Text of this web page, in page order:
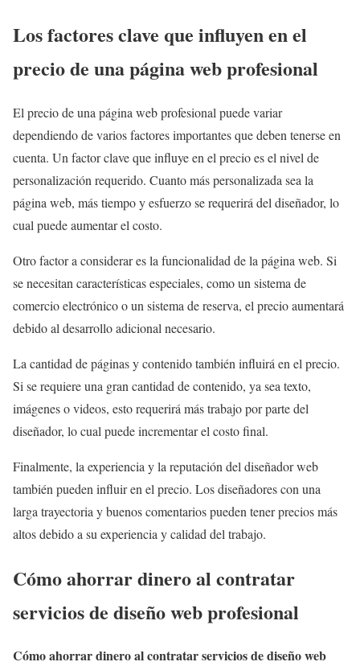
Los factores clave que influyen en el
precio de una página web profesional
El precio de una página web profesional puede variar
dependiendo de varios factores importantes que deben tenerse en
cuenta. Un factor clave que influye en el precio es el nivel de
personalización requerido. Cuanto más personalizada sea la
página web, más tiempo y esfuerzo se requerirá del diseñador, lo
cual puede aumentar el costo.
Otro factor a considerar es la funcionalidad de la página web. Si
se necesitan características especiales, como un sistema de
comercio electrónico o un sistema de reserva, el precio aumentará
debido al desarrollo adicional necesario.
La cantidad de páginas y contenido también influirá en el precio.
Si se requiere una gran cantidad de contenido, ya sea texto,
imágenes o videos, esto requerirá más trabajo por parte del
diseñador, lo cual puede incrementar el costo final.
Finalmente, la experiencia y la reputación del diseñador web
también pueden influir en el precio. Los diseñadores con una
larga trayectoria y buenos comentarios pueden tener precios más
altos debido a su experiencia y calidad del trabajo.
Cómo ahorrar dinero al contratar
servicios de diseño web profesional
Cómo ahorrar dinero al contratar servicios de diseño web